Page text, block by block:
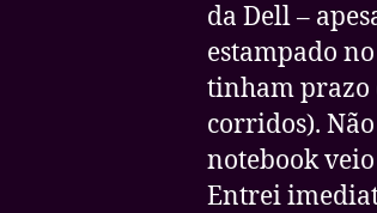
da Dell –
estampado
tinham prazo
corridos).
notebook
Entrei